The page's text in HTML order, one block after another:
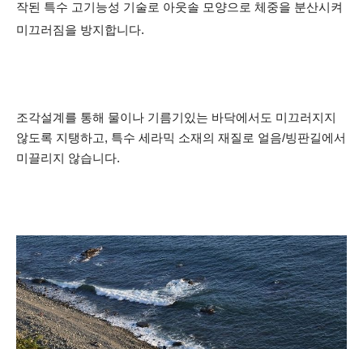
작된 특수 고기능성 기술로 아웃솔 모양으로 체중을 분산시켜
미끄러짐을 방지합니다.
조각설계를 통해 물이나 기름기있는 바닥에서도 미끄러지지
않도록 지탱하고, 특수 세라믹 소재의 재질로 얼음/빙판길에서
미끌리지 않습니다.